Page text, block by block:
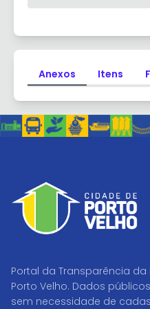
Anexos Itens
Portal da Transparência da
Porto Velho. Dados
sem necessidade de